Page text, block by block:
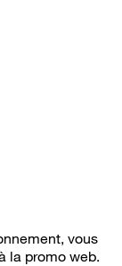
vous
la promo web.